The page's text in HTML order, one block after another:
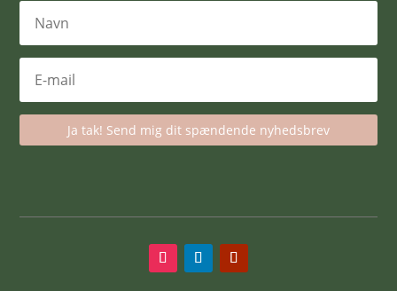
Ja tak! Send mig dit spændende nyhedsbrev